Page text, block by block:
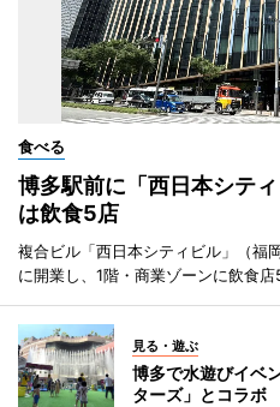
食べる
博多駅前に「西日本シテ
は飲食5店
複合ビル「西日本シティビル」（福
に開業し、1階・商業ゾーンに飲食店
見る・遊ぶ
博多で水遊びイベ
ターズ」とコラボ